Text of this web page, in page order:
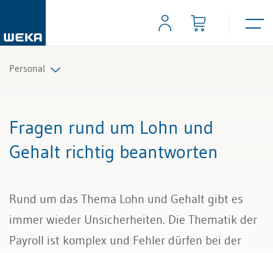
Personal
Arbeitsverträge und Reglemente
Lohn und Gehalt
Personalführung und Personalentwicklung
Fragen rund um Lohn und
Gehalt richtig beantworten
Rund um das Thema Lohn und Gehalt gibt es
immer wieder Unsicherheiten. Die Thematik der
Payroll ist komplex und Fehler dürfen bei der